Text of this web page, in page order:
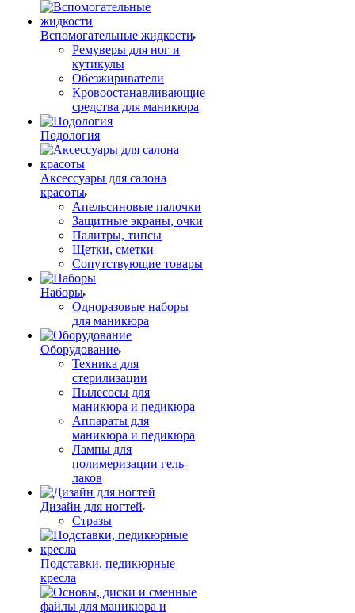
Вспомогательные жидкости
Ремуверы для ног и
кутикулы
Обезжириватели
Кровоостанавливающие
средства для маникюра
Подология
Аксессуары для салона
красоты
Апельсиновые палочки
Защитные экраны, очки
Палитры, типсы
Щетки, сметки
Сопутствующие товары
Наборы
Одноразовые наборы
для маникюра
Оборудование
Техника для
стерилизации
Пылесосы для
маникюра и педикюра
Аппараты для
маникюра и педикюра
Лампы для
полимеризации гель-
лаков
Дизайн для ногтей
Стразы
Подставки, педикюрные
кресла